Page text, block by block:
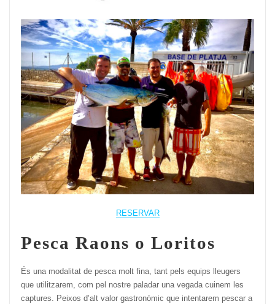
RESERVAR
Pesca Raons o Loritos
És una modalitat de pesca molt fina, tant pels equips lleugers
que utilitzarem, com pel nostre paladar una vegada cuinem les
captures. Peixos d’alt valor gastronòmic que intentarem pescar a